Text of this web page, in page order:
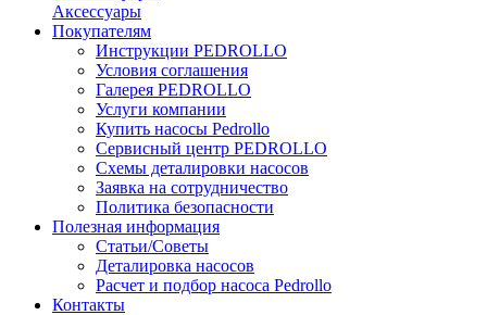
Аксессуары
Покупателям
Инструкции PEDROLLO
Условия соглашения
Галерея PEDROLLO
Услуги компании
Купить насосы Pedrollo
Сервисный центр PEDROLLO
Схемы деталировки насосов
Заявка на сотрудничество
Политика безопасности
Полезная информация
Статьи/Советы
Деталировка насосов
Расчет и подбор насоса Pedrollo
Контакты